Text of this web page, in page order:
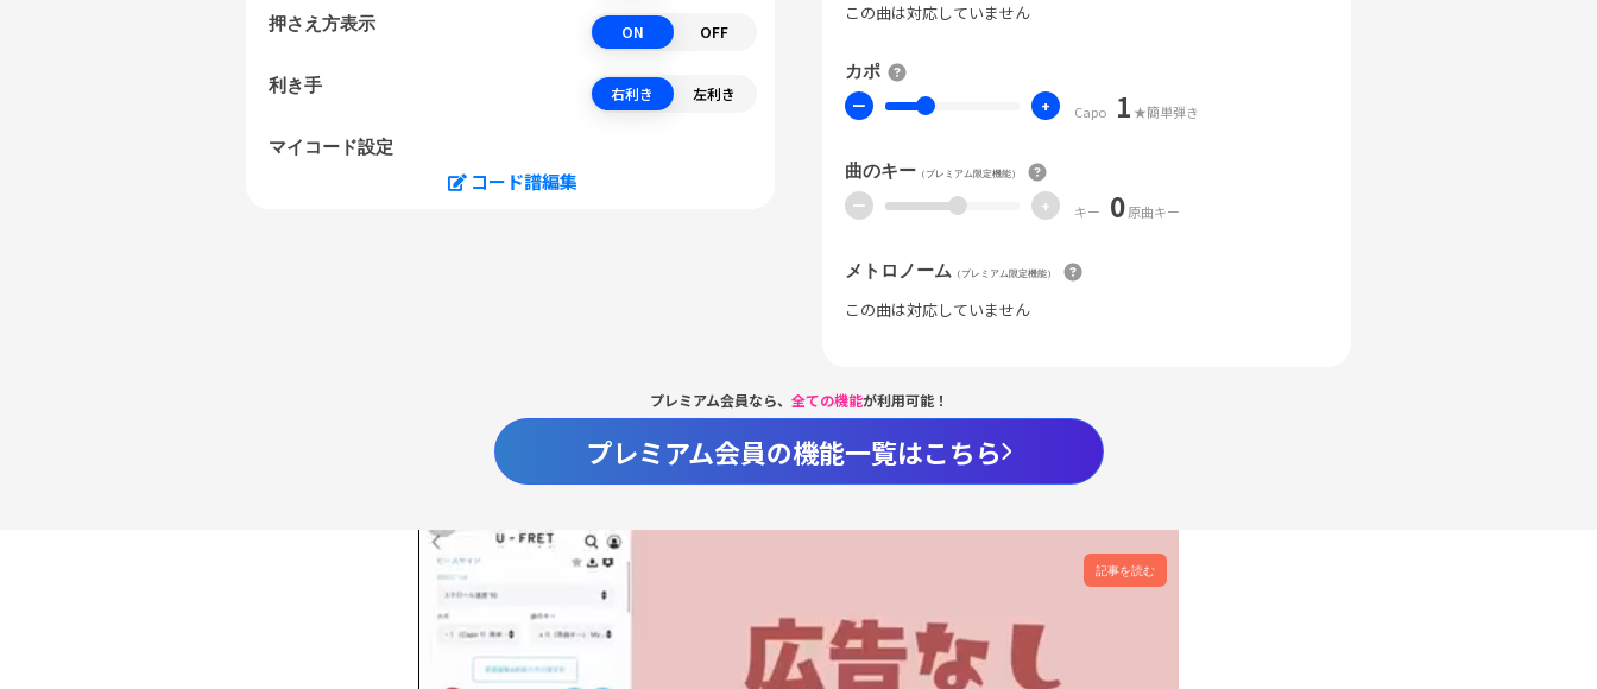
押さえ方表示 ON OFF
利き手 右利き 左利き
マイコード設定
コード譜編集
この曲は対応していません
カポ
ー + Capo 1 ★簡単弾き
曲のキー （プレミアム限定機能）
ー + キー 0原曲キー
メトロノーム （プレミアム限定機能）
この曲は対応していません
プレミアム会員なら、 全ての機能が利用可能！
プレミアム会員の機能一覧はこちら
記事を読む